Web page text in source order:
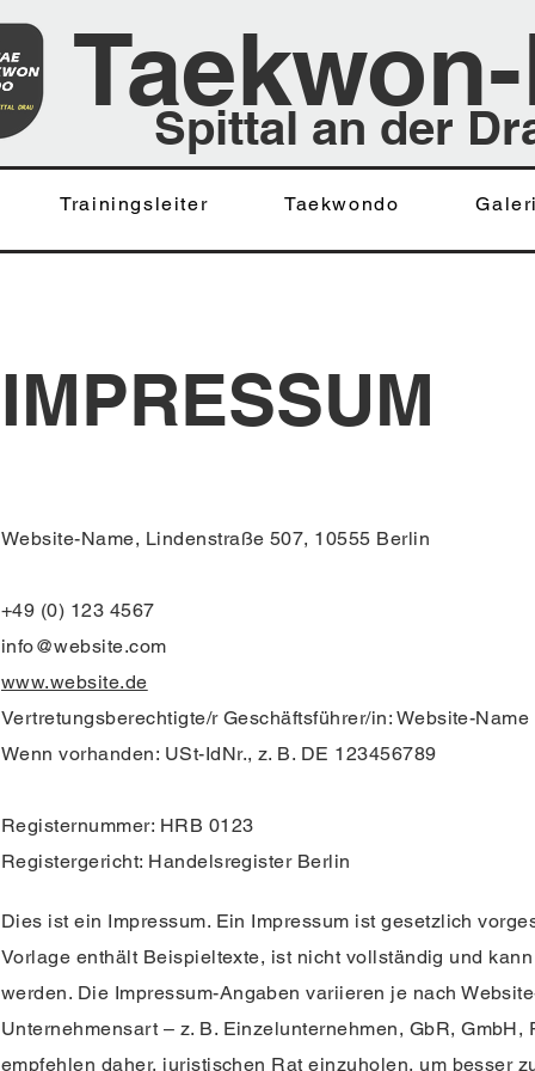
Spittal an der
Trainingsleiter Taekwondo
IMPRESSUM
Website-Name, Lindenstraße 507, 10555 Berlin
+49 (0) 123 4567
info@website.com
www.website.de
Vertretungsberechtigte/r Geschäftsführer/in: Website-Name
Wenn vorhanden: USt-IdNr., z. B. DE 123456789
Registernummer: HRB 0123
Registergericht: Handelsregister Berlin
Dies ist ein Impressum. Ein Impressum ist gesetzlich
Vorlage enthält Beispieltexte, ist nicht vollständig und
werden. Die Impressum-Angaben variieren je nach
Unternehmensart – z. B. Einzelunternehmen, GbR, GmbH,
empfehlen daher, juristischen Rat einzuholen, um besser